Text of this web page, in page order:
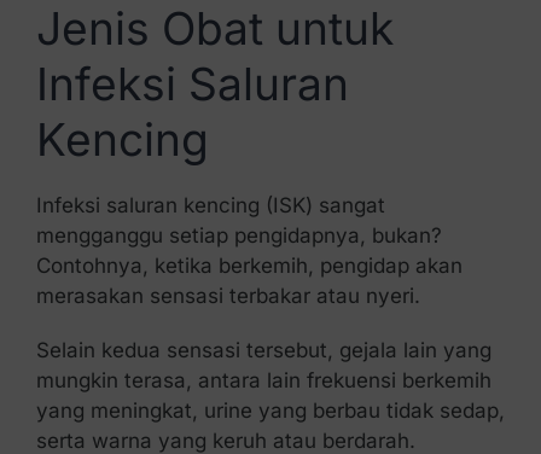
Jenis Obat untuk
Infeksi Saluran
Kencing
Infeksi saluran kencing (ISK) sangat
mengganggu setiap pengidapnya, bukan?
Contohnya, ketika berkemih, pengidap akan
merasakan sensasi terbakar atau nyeri.
Selain kedua sensasi tersebut, gejala lain yang
mungkin terasa, antara lain frekuensi berkemih
yang meningkat, urine yang berbau tidak sedap,
serta warna yang keruh atau berdarah.